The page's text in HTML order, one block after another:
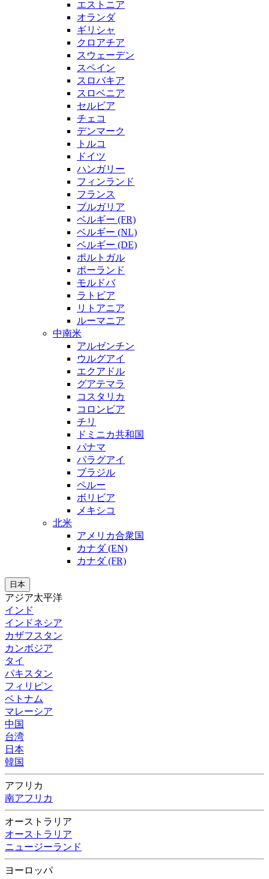
エストニア
オランダ
ギリシャ
クロアチア
スウェーデン
スペイン
スロバキア
スロベニア
セルビア
チェコ
デンマーク
トルコ
ドイツ
ハンガリー
フィンランド
フランス
ブルガリア
ベルギー (FR)
ベルギー (NL)
ベルギー (DE)
ポルトガル
ポーランド
モルドバ
ラトビア
リトアニア
ルーマニア
中南米
アルゼンチン
ウルグアイ
エクアドル
グアテマラ
コスタリカ
コロンビア
チリ
ドミニカ共和国
パナマ
パラグアイ
ブラジル
ペルー
ボリビア
メキシコ
北米
アメリカ合衆国
カナダ (EN)
カナダ (FR)
日本
アジア太平洋
インド
インドネシア
カザフスタン
カンボジア
タイ
パキスタン
フィリピン
ベトナム
マレーシア
中国
台湾
日本
韓国
アフリカ
南アフリカ
オーストラリア
オーストラリア
ニュージーランド
ヨーロッパ